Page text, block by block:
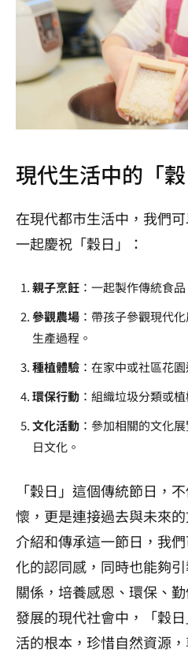
現代生活中的「
在現代都市生活中，我們
一起慶祝「穀日」：
親子烹飪 ：一起製作傳統食
參觀農場 ：帶孩子參觀現代
生產過程。
種植體驗 ：在家中或社區花
環保行動 ：組織垃圾分類或
文化活動 ：參加相關的文化
日文化。
「穀日」這個傳統節日，
懷，更是連接過去與未來
介紹和傳承這一節日，我
化的認同感，同時也能夠
關係，培養感恩、環保、
發展的現代社會中，「穀
活的根本，珍惜自然資源